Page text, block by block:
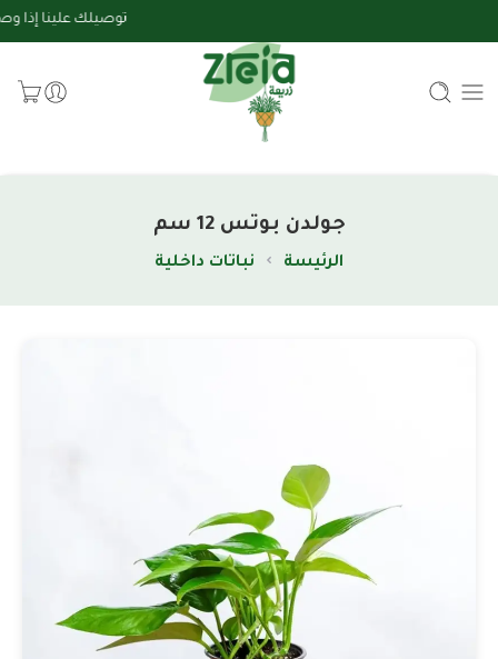
جولدن بوتس 12 سم
الرئيسة نباتات داخلية
توصيلك علينا إذا وصلت مشترياتك لـ 199